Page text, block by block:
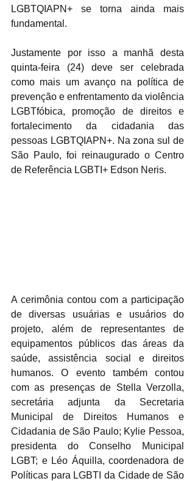
LGBTQIAPN+ se torna ainda mais
fundamental.
Justamente por isso a manhã desta
quinta-feira (24) deve ser celebrada
como mais um avanço na política de
prevenção e enfrentamento da violência
LGBTfóbica, promoção de direitos e
fortalecimento da cidadania das
pessoas LGBTQIAPN+. Na zona sul de
São Paulo, foi reinaugurado o Centro
de Referência LGBTI+ Edson Neris.
A cerimônia contou com a participação
de diversas usuárias e usuários do
projeto, além de representantes de
equipamentos públicos das áreas da
saúde, assistência social e direitos
humanos. O evento também contou
com as presenças de Stella Verzolla,
secretária adjunta da Secretaria
Municipal de Direitos Humanos e
Cidadania de São Paulo; Kylie Pessoa,
presidenta do Conselho Municipal
LGBT; e Léo Áquilla, coordenadora de
Políticas para LGBTI da Cidade de São